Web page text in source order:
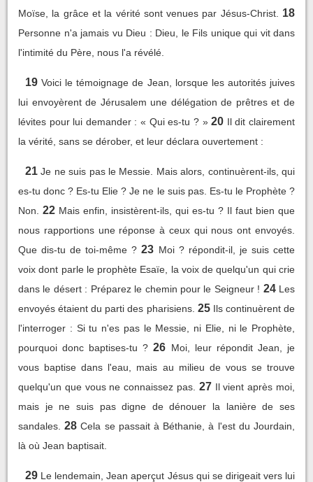
Moïse, la grâce et la vérité sont venues par Jésus-Christ.
18
Personne n'a jamais vu Dieu : Dieu, le Fils unique qui vit dans
l'intimité du Père, nous l'a révélé.
19 Voici le témoignage de Jean, lorsque les autorités juives
lui envoyèrent de Jérusalem une délégation de prêtres et de
lévites pour lui demander : « Qui es-tu ? » 20 Il dit clairement
la vérité, sans se dérober, et leur déclara ouvertement :
21 Je ne suis pas le Messie. Mais alors, continuèrent-ils, qui
es-tu donc ? Es-tu Elie ? Je ne le suis pas. Es-tu le Prophète ?
Non.
22 Mais enfin, insistèrent-ils, qui es-tu ? Il faut bien que
nous rapportions une réponse à ceux qui nous ont envoyés.
Que dis-tu de toi-même ? 23 Moi ? répondit-il, je suis cette
voix dont parle le prophète Esaïe, la voix de quelqu'un qui crie
dans le désert : Préparez le chemin pour le Seigneur ! 24 Les
envoyés étaient du parti des pharisiens. 25 Ils continuèrent de
l'interroger : Si tu n'es pas le Messie, ni Elie, ni le Prophète,
pourquoi donc baptises-tu ? 26 Moi, leur répondit Jean, je
vous baptise dans l'eau, mais au milieu de vous se trouve
quelqu'un que vous ne connaissez pas. 27 Il vient après moi,
mais je ne suis pas digne de dénouer la lanière de ses
sandales. 28 Cela se passait à Béthanie, à l'est du Jourdain,
là où Jean baptisait.
29 Le lendemain, Jean aperçut Jésus qui se dirigeait vers lui